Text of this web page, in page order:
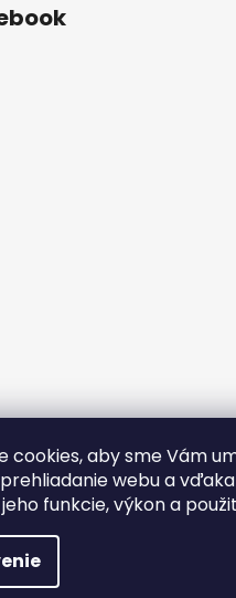
cookies, aby sme Vám
webu a
funkcie, výkon a
Facebook Instagram
Upraviť nastavenie cookies